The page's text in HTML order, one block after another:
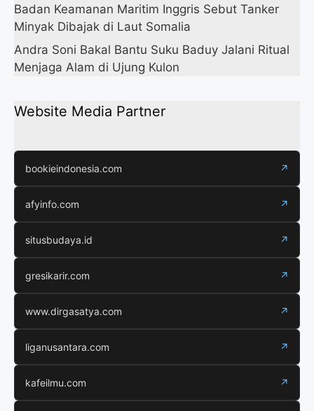
Badan Keamanan Maritim Inggris Sebut Tanker
Minyak Dibajak di Laut Somalia
Andra Soni Bakal Bantu Suku Baduy Jalani Ritual
Menjaga Alam di Ujung Kulon
Website Media Partner
bookieindonesia.com ↗
afyinfo.com ↗
situsbudaya.id ↗
gresikarir.com ↗
www.dirgasatya.com ↗
liganusantara.com ↗
kafeilmu.com ↗